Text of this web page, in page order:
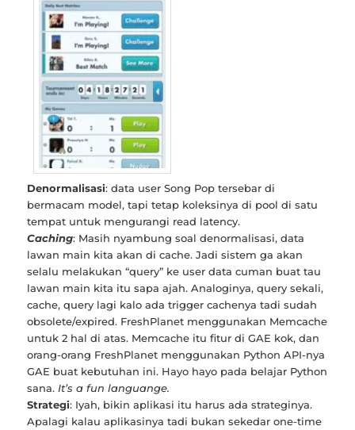
Denormalisasi: data user Song Pop tersebar di
bermacam model, tapi tetap koleksinya di pool di satu
tempat untuk mengurangi read latency.
Caching: Masih nyambung soal denormalisasi, data
lawan main kita akan di cache. Jadi sistem ga akan
selalu melakukan “query” ke user data cuman buat tau
lawan main kita itu sapa ajah. Analoginya, query sekali,
cache, query lagi kalo ada trigger cachenya tadi sudah
obsolete/expired. FreshPlanet menggunakan Memcache
untuk 2 hal di atas. Memcache itu fitur di GAE kok, dan
orang-orang FreshPlanet menggunakan Python API-nya
GAE buat kebutuhan ini. Hayo hayo pada belajar Python
sana. It’s a fun languange.
Strategi: Iyah, bikin aplikasi itu harus ada strateginya.
Apalagi kalau aplikasinya tadi bukan sekedar one-time